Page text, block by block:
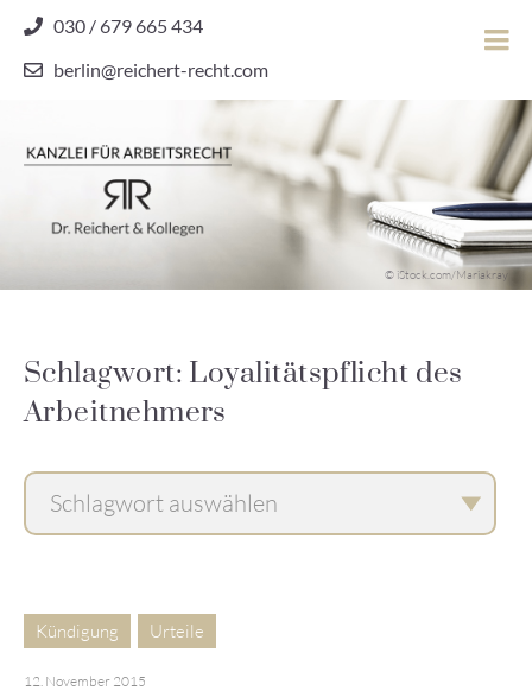
content
030 / 679 665 434
berlin@reichert-recht.com
Dr.
Reichert
Arbeitsrecht
© iStock.com/Mariakray
Schlagwort: Loyalitätspflicht des
Arbeitnehmers
Kündigung Urteile
12. November 2015